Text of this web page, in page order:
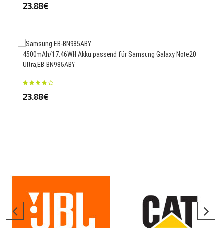
23.88€
4500mAh/17.46WH Akku passend für Samsung Galaxy Note20
Ultra,EB-BN985ABY
23.88€